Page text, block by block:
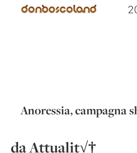
Anoressia, campagna
da Attualit√†